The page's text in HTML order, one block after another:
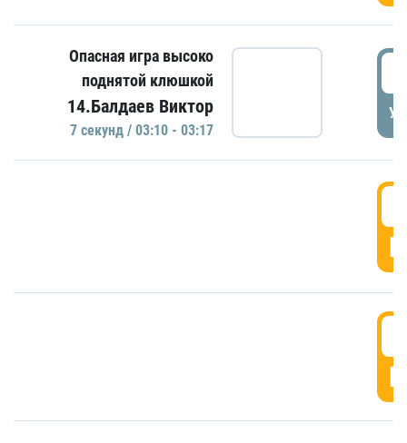
Опасная игра высоко
поднятой клюшкой
14.Балдаев Виктор
7 секунд / 03:10 - 03:17